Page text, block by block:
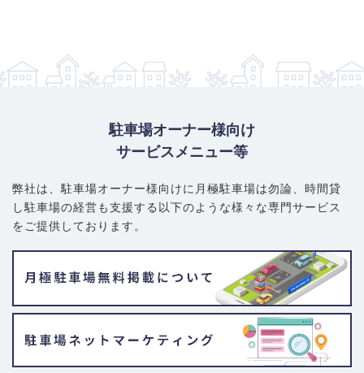
駐車場オーナー様向け
サービスメニュー等
弊社は、駐車場オーナー様向けに月極駐車場は勿論、 時間貸
し駐車場の経営も支援する以下のような様々な専門サービス
をご提供しております。